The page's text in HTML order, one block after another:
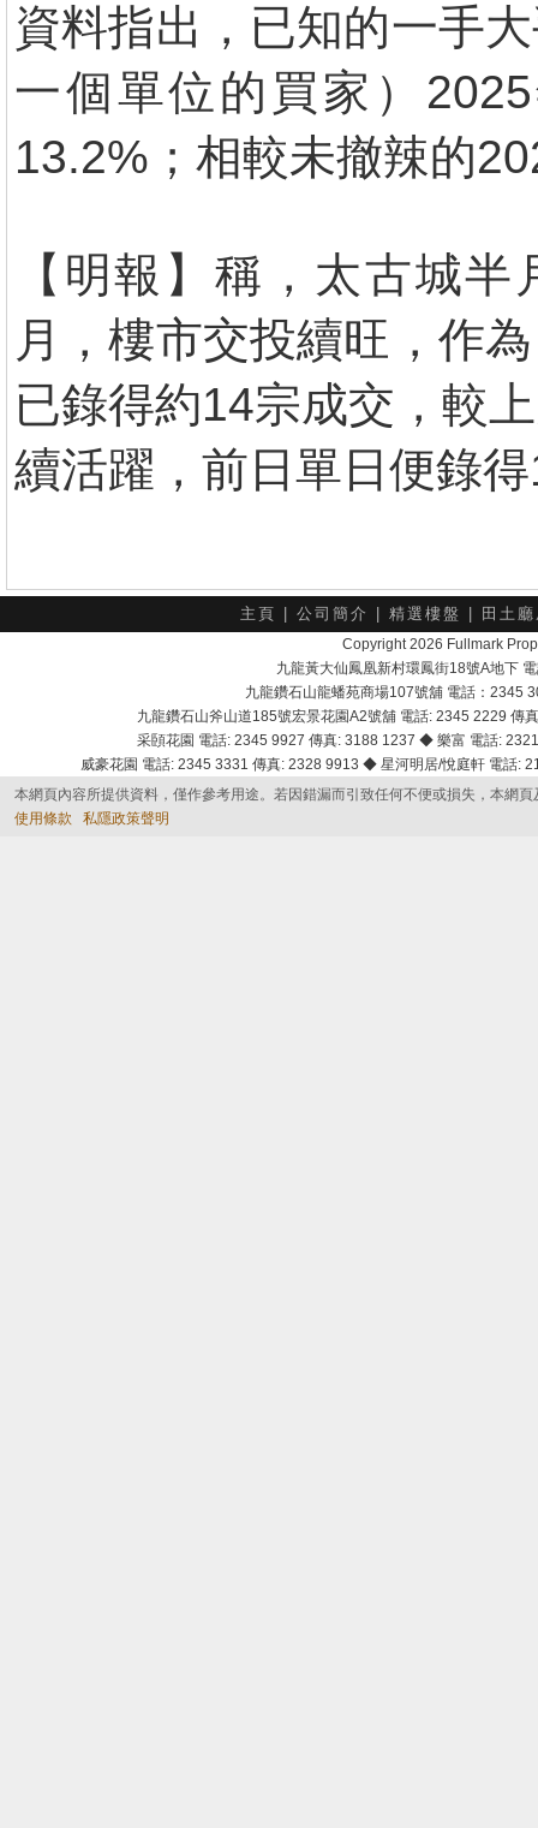
資料指出，已知的一手
一個單位的買家）
13.2%；相較未撤辣的
【明報】稱，太古城
月，樓市交投續旺，作
已錄得約14宗成交，較
續活躍，前日單日便錄
主頁 公司簡介 精選樓盤 田土
Copyright 2026 Fullmark
九龍黃大仙鳳凰新村環鳳街18號A地下
九龍鑽石山龍蟠苑商場107號舖 電話：2345
九龍鑽石山斧山道185號宏景花園A2號舖 電話: 2345 2229
采頣花園 電話: 2345 9927 傳真: 3188 1237 ◆ 樂富 電話:
威豪花園 電話: 2345 3331 傳真: 2328 9913 ◆ 星河明居/悅庭軒 電話
本網頁內容所提供資料，僅作參考用途。若因錯漏而引致任何不便或損失，本網
使用條款
私隱政策聲明